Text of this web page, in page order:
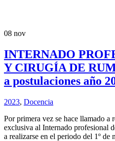
08 nov
INTERNADO
Y CIRUGÍA DE
a postulaciones año
2023, Docencia
Por primera vez se hace llamado a
exclusiva al Internado profesional
a realizarse en el periodo del 1º de